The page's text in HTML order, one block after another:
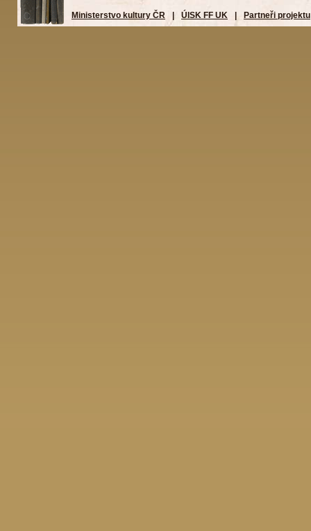
Ministerstvo kultury ČR ÚISK FF UK Partneři projektu